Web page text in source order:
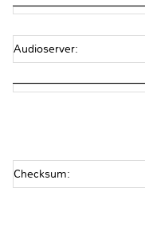
Audioserver:
Checksum: